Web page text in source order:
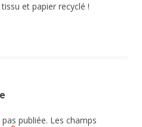
tissu et papier recyclé !
publiée. Les champs